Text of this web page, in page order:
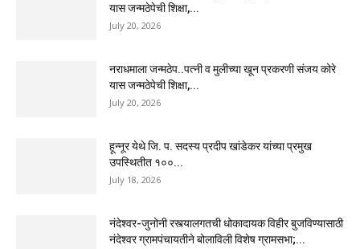
यास जन्मठेपेची शिक्षा,...
July 20, 2026
नराधमाला जन्मठेप..पत्नी व मुलीच्या खून प्रकरणी संजय कोरे
यास जन्मठेपेची शिक्षा,...
July 20, 2026
हून्नूर येथे जि. प. सदस्य प्रदीप खांडेकर यांच्या प्रमुख
उपस्थितीत १००...
July 18, 2026
नंदेश्वर-जुनोनी रस्त्यालगतची धोकादायक विहीर बुजविण्यासाठी
नंदेश्वर ग्रामपंचायतीने बोलाविली विशेष ग्रामसभा;...